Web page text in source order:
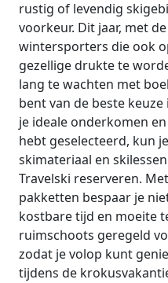
rustig of levendig
voorkeur. Dit jaar, met
wintersporters die ook
gezellige drukte te
lang te wachten met
bent van de beste
je ideale onderkomen
hebt geselecteerd, kun
skimateriaal en
Travelski reserveren.
pakketten bespaar je
kostbare tijd en moeite
ruimschoots geregeld
zodat je volop kunt
tijdens de